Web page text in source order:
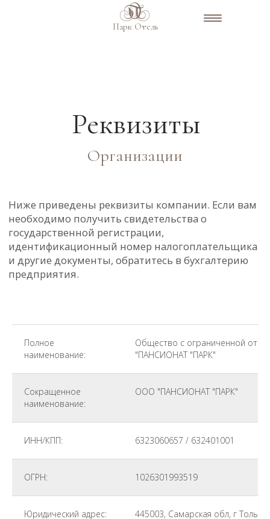
Парк Отель
необходимо получить свидетельства о
государственной регистрации,
Полное
наименование:
Общество с ограниченной
"ПАНСИОНАТ "ПАРК"
Сокращенное
наименование:
ООО "ПАНСИОНАТ "ПАРК"
ИНН/КПП: 6323060657 / 632401001
ОГРН: 1026301993519
Юридический адрес: 445003, Самарская обл, г